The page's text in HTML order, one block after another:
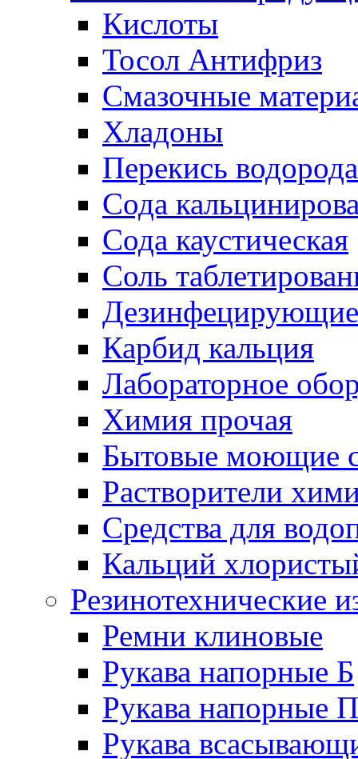
Кислоты
Тосол Антифриз
Смазочные
Хладоны
Перекись водорода
Сода
Сода каустическая
Соль
Дезинфецирующие
Карбид кальция
Лабораторное
Химия прочая
Бытовые моющие
Растворители
Средства для
Кальций
Резинотехнические
Ремни клиновые
Рукава напорные Б
Рукава напорные П
Рукава